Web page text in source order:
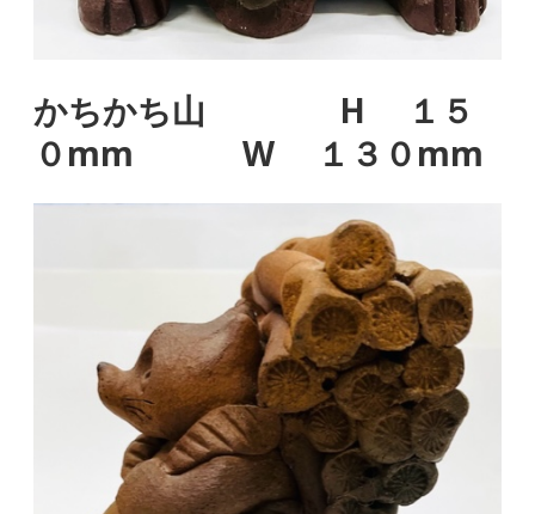
かちかち山 H １５
０mm W １３０mm